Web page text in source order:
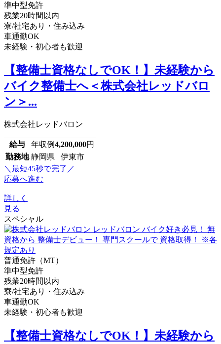
準中型免許
残業20時間以内
寮/社宅あり・住み込み
車通勤OK
未経験・初心者も歓迎
【整備士資格なしでOK！】未経験から
バイク整備士へ＜株式会社レッドバロ
ン＞...
株式会社レッドバロン
給与 年収例4,200,000円
勤務地 静岡県 伊東市
＼最短45秒で完了／
応募へ進む
詳しく
見る
スペシャル
普通免許（MT）
準中型免許
残業20時間以内
寮/社宅あり・住み込み
車通勤OK
未経験・初心者も歓迎
【整備士資格なしでOK！】未経験から